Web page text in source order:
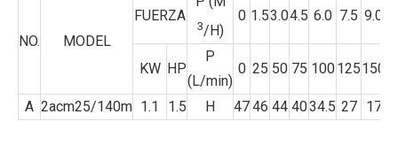
NO. MODEL
FUERZA
3/H)
0 1.53.04.5 6.0 7.5 9.0
KW HP
P
(L/min)
0 25 50 75 100125150
A 2acm25/140m 1.1 1.5 H 4746 44 4034.5 27 17